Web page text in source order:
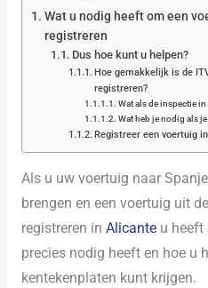
Wat u nodig heeft om een
registreren
Dus hoe kunt u helpen?
Hoe gemakkelijk is de
registreren?
Wat als de inspectie
Wat heb je nodig als
Registreer een voertuig
Als u uw voertuig naar
brengen en een voertuig uit
registreren in Alicanteu heeft
precies nodig heeft en hoe u
kentekenplaten kunt krijgen.